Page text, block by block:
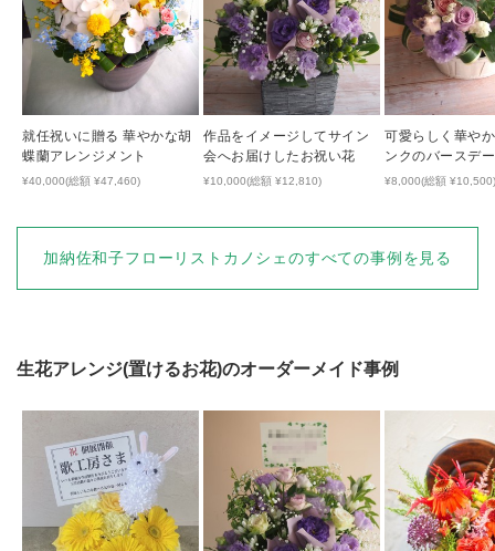
就任祝いに贈る 華やかな胡
蝶蘭アレンジメント
¥40,000(総額 ¥47,460)
作品をイメージしてサイン
会へお届けしたお祝い花
¥10,000(総額 ¥12,810)
可愛らしく華や
ンクのバースデ
¥8,000(総額
加納佐和子フローリストカノシェのすべての事例を見る
生花アレンジ(置けるお花)のオーダーメイド事例